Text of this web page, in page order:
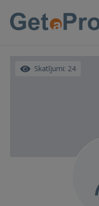
Skatījumi: 24